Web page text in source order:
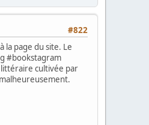
#822
la page du site. Le
#bookstagram
cultivée par